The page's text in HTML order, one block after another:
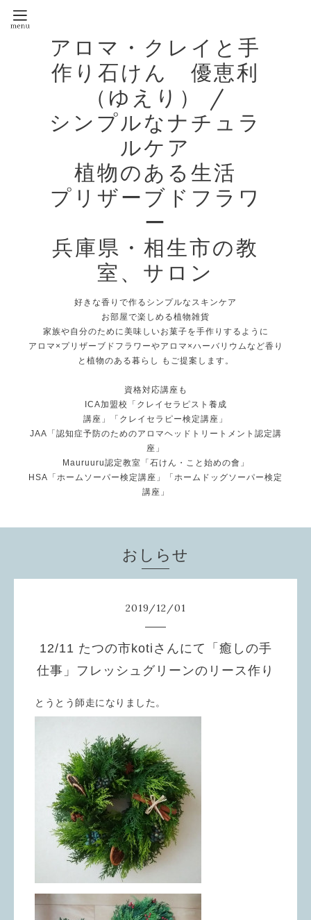
アロマ・クレイと手
作り石けん 優恵利
（ゆえり） /
シンプルなナチュラ
ルケア
植物のある生活
プリザーブドフラワ
ー
兵庫県・相生市の教
室、サロン
好きな香りで作るシンプルなスキンケア
お部屋で楽しめる植物雑貨
家族や自分のために美味しいお菓子を手作りするように
アロマ×プリザーブドフラワーやアロマ×ハーバリウムなど香り
と植物のある暮らし もご提案します。
資格対応講座も
ICA加盟校「クレイセラピスト養成
講座」「クレイセラピー検定講座」
JAA「認知症予防のためのアロマヘッドトリートメント認定講
座」
Mauruuru認定教室「石けん・こと始めの會」
HSA「ホームソーパー検定講座」「ホームドッグソーパー検定
講座」
おしらせ
2019/12/01
12/11 たつの市kotiさんにて「癒しの手
仕事」フレッシュグリーンのリース作り
とうとう師走になりました。